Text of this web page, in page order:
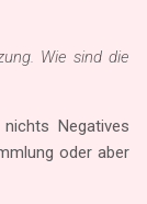
Wie sind die
Negatives
oder aber